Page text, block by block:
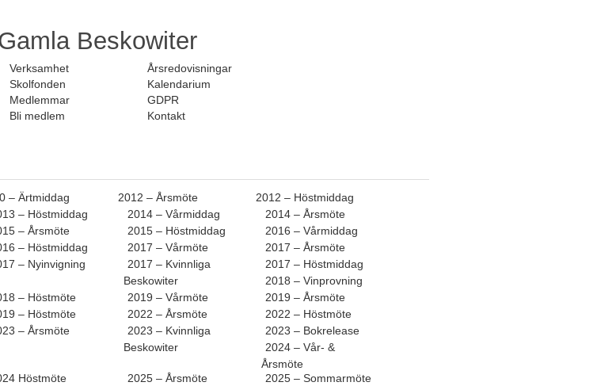
Beskowiter
Verksamhet
Årsredovisningar
Skolfonden
Kalendarium
Medlemmar
GDPR
Bli medlem
Kontakt
– Ärtmiddag 2012 – Årsmöte
2012 – Höstmiddag
– Höstmiddag 2014 – Vårmiddag
2014 – Årsmöte
– Årsmöte 2015 – Höstmiddag
2016 – Vårmiddag
– Höstmiddag 2017 – Vårmöte
2017 – Årsmöte
– Nyinvigning
2017 – Kvinnliga
Beskowiter
2017 – Höstmiddag
2018 – Vinprovning
– Höstmöte 2019 – Vårmöte
2019 – Årsmöte
– Höstmöte
2022 – Årsmöte
2022 – Höstmöte
– Årsmöte 2023 – Kvinnliga
Beskowiter
2023 – Bokrelease
2024 – Vår- &
Årsmöte
Höstmöte 2025 – Årsmöte
2025 – Sommarmöte